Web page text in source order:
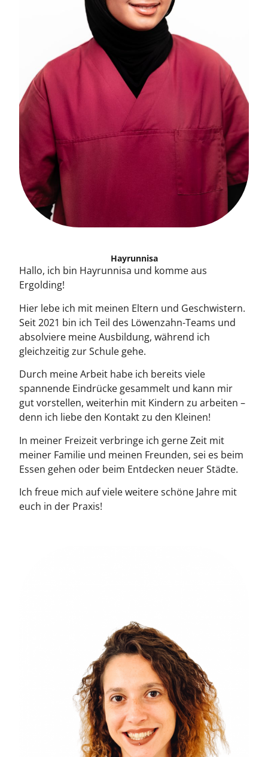
Hayrunnisa
Hallo, ich bin Hayrunnisa und komme aus
Ergolding!
Hier lebe ich mit meinen Eltern und Geschwistern.
Seit 2021 bin ich Teil des Löwenzahn-Teams und
absolviere meine Ausbildung, während ich
gleichzeitig zur Schule gehe.
Durch meine Arbeit habe ich bereits viele
spannende Eindrücke gesammelt und kann mir
gut vorstellen, weiterhin mit Kindern zu arbeiten –
denn ich liebe den Kontakt zu den Kleinen!
In meiner Freizeit verbringe ich gerne Zeit mit
meiner Familie und meinen Freunden, sei es beim
Essen gehen oder beim Entdecken neuer Städte.
Ich freue mich auf viele weitere schöne Jahre mit
euch in der Praxis!